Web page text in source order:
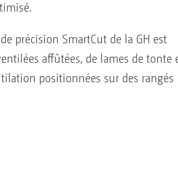
précision SmartCut de la GH est
affûtées, de lames de tonte
positionnées sur des rangés